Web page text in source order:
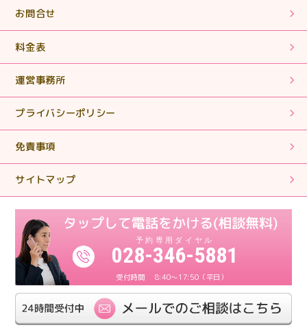
2025.05.02
【相続税申告】丁寧に対応していただきありがとうござ
いました。
2025.01.28
ございました。
【相続税申告・手続き】簡単な質問に対しても親身にな
って対応していただきありがとうございます。
2024.11.11
【相続税申告】親身になって対応してくださり、とても
感謝しております。
【相続税申告】丁寧にわかりやすく対応していただけま
お問合せ
料金表
運営事務所
プライバシーポリシー
免責事項
サイトマップ
028-346-5881
8:40～17:50（平日）